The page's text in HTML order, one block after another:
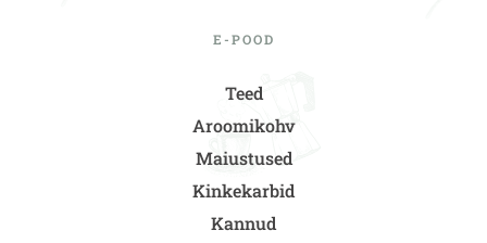
E-POOD
Teed
Aroomikohv
Maiustused
Kinkekarbid
Kannud